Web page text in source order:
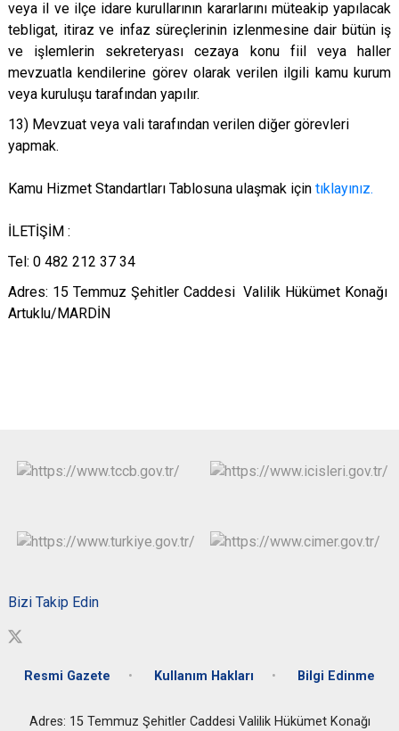
veya il ve ilçe idare kurullarının kararlarını müteakip yapılacak
tebligat, itiraz ve infaz süreçlerinin izlenmesine dair bütün iş
ve işlemlerin sekreteryası cezaya konu fiil veya haller
mevzuatla kendilerine görev olarak verilen ilgili kamu kurum
veya kuruluşu tarafından yapılır.
13) Mevzuat veya vali tarafından verilen diğer görevleri
yapmak.
Kamu Hizmet Standartları Tablosuna ulaşmak için tıklayınız.
İLETİŞİM :
Tel: 0 482 212 37 34
Adres: 15 Temmuz Şehitler Caddesi Valilik Hükümet Konağı
Artuklu/MARDİN
Bizi Takip Edin
Resmi Gazete Kullanım Hakları Bilgi Edinme
Adres: 15 Temmuz Şehitler Caddesi Valilik Hükümet Konağı